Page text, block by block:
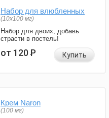
Набор для влюбленных
(10х100 мг)
Набор для двоих, добавь
страсти в постель!
от 120Р Купить
Крем Naron
(100 мг)